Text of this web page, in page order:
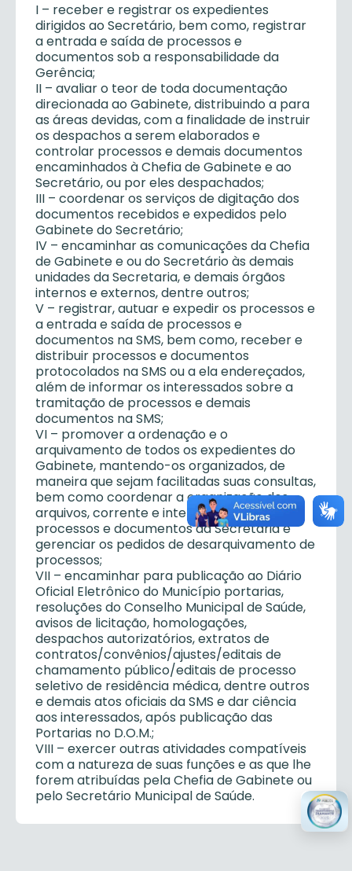
I – receber e registrar os expedientes
dirigidos ao Secretário, bem como, registrar
a entrada e saída de processos e
documentos sob a responsabilidade da
Gerência;
II – avaliar o teor de toda documentação
direcionada ao Gabinete, distribuindo a para
as áreas devidas, com a finalidade de instruir
os despachos a serem elaborados e
controlar processos e demais documentos
encaminhados à Chefia de Gabinete e ao
Secretário, ou por eles despachados;
III – coordenar os serviços de digitação dos
documentos recebidos e expedidos pelo
Gabinete do Secretário;
IV – encaminhar as comunicações da Chefia
de Gabinete e ou do Secretário às demais
unidades da Secretaria, e demais órgãos
internos e externos, dentre outros;
V – registrar, autuar e expedir os processos e
a entrada e saída de processos e
documentos na SMS, bem como, receber e
distribuir processos e documentos
protocolados na SMS ou a ela endereçados,
além de informar os interessados sobre a
tramitação de processos e demais
documentos na SMS;
VI – promover a ordenação e o
arquivamento de todos os expedientes do
Gabinete, mantendo-os organizados, de
maneira que sejam facilitadas suas consultas,
bem como coordenar a organização dos
arquivos, corrente e intermediário, de
processos e documentos da Secretaria e
gerenciar os pedidos de desarquivamento de
processos;
VII – encaminhar para publicação ao Diário
Oficial Eletrônico do Município portarias,
resoluções do Conselho Municipal de Saúde,
avisos de licitação, homologações,
despachos autorizatórios, extratos de
contratos/convênios/ajustes/editais de
chamamento público/editais de processo
seletivo de residência médica, dentre outros
e demais atos oficiais da SMS e dar ciência
aos interessados, após publicação das
Portarias no D.O.M.;
VIII – exercer outras atividades compatíveis
com a natureza de suas funções e as que lhe
forem atribuídas pela Chefia de Gabinete ou
pelo Secretário Municipal de Saúde.